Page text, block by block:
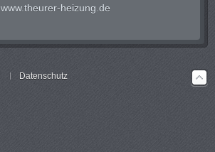
www.theurer-heizung.de
Datenschutz